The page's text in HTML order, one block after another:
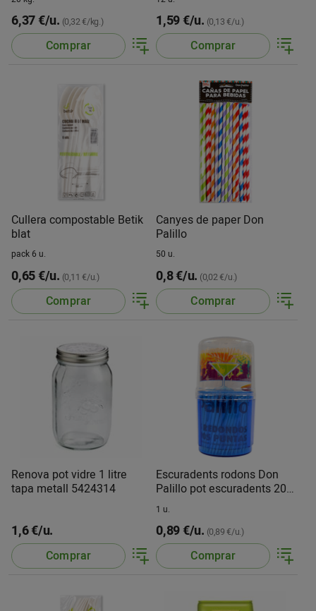
6,37 €/u. (0,32 €/kg.)
Comprar
1,59 €/u. (0,13 €/u.)
Comprar
Cullera compostable Betik
blat
pack 6 u.
0,65 €/u. (0,11 €/u.)
Comprar
Canyes de paper Don
Palillo
50 u.
0,8 €/u. (0,02 €/u.)
Comprar
Renova pot vidre 1 litre
tapa metall 5424314
1,6 €/u.
Comprar
Escuradents rodons Don
Palillo pot escuradents 200
u1 u.
0,89 €/u. (0,89 €/u.)
Comprar